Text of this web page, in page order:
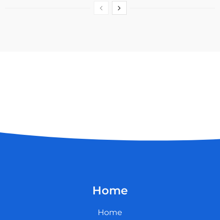
Home
Home